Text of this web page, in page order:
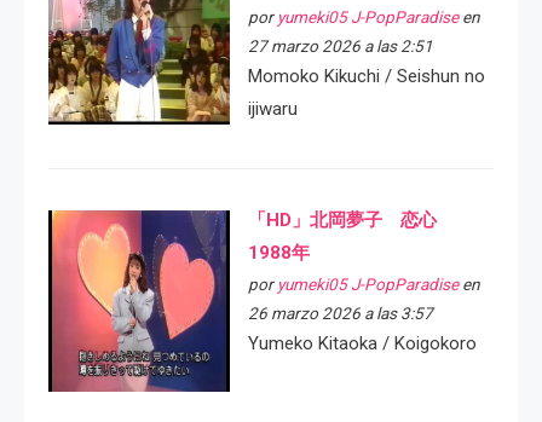
por yumeki05 J-PopParadiseen
27 marzo 2026 a las 2:51
Momoko Kikuchi / Seishun no
ijiwaru
「HD」北岡夢子 恋心
1988年
por yumeki05 J-PopParadiseen
26 marzo 2026 a las 3:57
Yumeko Kitaoka / Koigokoro